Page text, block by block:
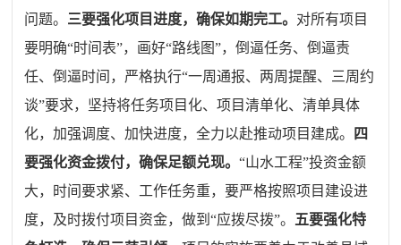
问题。 三要强化项目进度，确保如期完工。 对所有项目
要明确“时间表”，画好“路线图”，倒逼任务、倒逼责
任、倒逼时间，严格执行“一周通报、两周提醒、三周约
谈”要求，坚持将任务项目化、项目清单化、清单具体
化，加强调度、加快进度，全力以赴推动项目建成。
四
要强化资金拨付，确保足额兑现。“山水工程”投资金额
大，时间要求紧、工作任务重，要严格按照项目建设进
度，及时拨付项目资金，做到“应拨尽拨”。
五要强化特